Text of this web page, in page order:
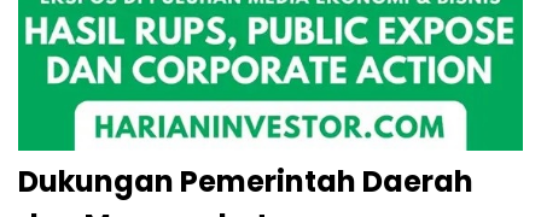
Dukungan Pemerintah Daerah